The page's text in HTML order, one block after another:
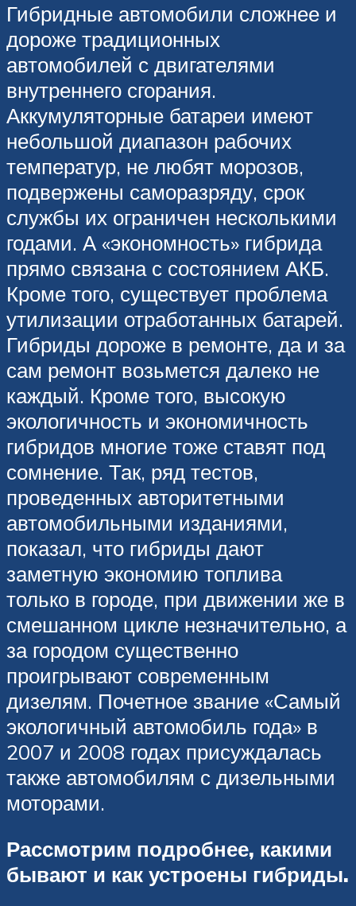
Гибридные автомобили сложнее и
дороже традиционных
автомобилей с двигателями
внутреннего сгорания.
Аккумуляторные батареи имеют
небольшой диапазон рабочих
температур, не любят морозов,
подвержены саморазряду, срок
службы их ограничен несколькими
годами. А «экономность» гибрида
прямо связана с состоянием АКБ.
Кроме того, существует проблема
утилизации отработанных батарей.
Гибриды дороже в ремонте, да и за
сам ремонт возьмется далеко не
каждый. Кроме того, высокую
экологичность и экономичность
гибридов многие тоже ставят под
сомнение. Так, ряд тестов,
проведенных авторитетными
автомобильными изданиями,
показал, что гибриды дают
заметную экономию топлива
только в городе, при движении же в
смешанном цикле незначительно, а
за городом существенно
проигрывают современным
дизелям. Почетное звание «Самый
экологичный автомобиль года» в
2007 и 2008 годах присуждалась
также автомобилям с дизельными
моторами.
Рассмотрим подробнее, какими
бывают и как устроены гибриды.